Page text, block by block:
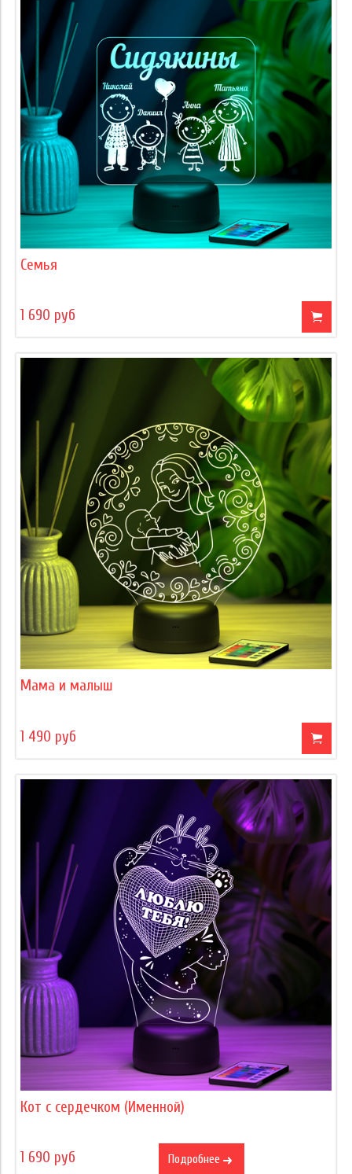
Семья
1 690 руб
Мама и малыш
1 490 руб
Кот с сердечком (Именной)
1 690 руб Подробнее